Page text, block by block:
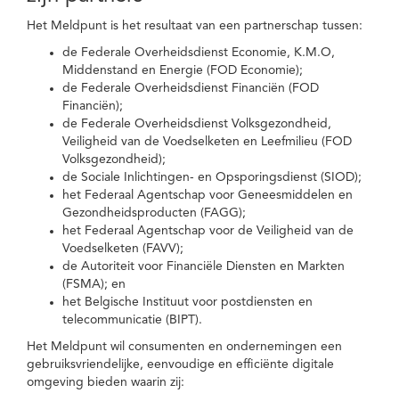
Het Meldpunt is het resultaat van een partnerschap tussen:
de Federale Overheidsdienst Economie, K.M.O,
Middenstand en Energie (FOD Economie);
de Federale Overheidsdienst Financiën (FOD
Financiën);
de Federale Overheidsdienst Volksgezondheid,
Veiligheid van de Voedselketen en Leefmilieu (FOD
Volksgezondheid);
de Sociale Inlichtingen- en Opsporingsdienst (SIOD);
het Federaal Agentschap voor Geneesmiddelen en
Gezondheidsproducten (FAGG);
het Federaal Agentschap voor de Veiligheid van de
Voedselketen (FAVV);
de Autoriteit voor Financiële Diensten en Markten
(FSMA); en
het Belgische Instituut voor postdiensten en
telecommunicatie (BIPT).
Het Meldpunt wil consumenten en ondernemingen een
gebruiksvriendelijke, eenvoudige en efficiënte digitale
omgeving bieden waarin zij: